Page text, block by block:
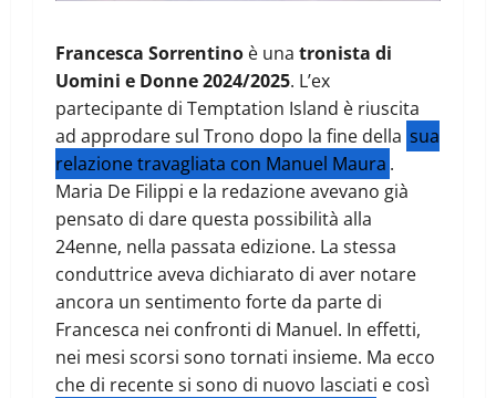
Francesca Sorrentino è una tronista di
Uomini e Donne 2024/2025. L’ex
partecipante di Temptation Island è riuscita
ad approdare sul Trono dopo la fine della sua
relazione travagliata con Manuel Maura .
Maria De Filippi e la redazione avevano già
pensato di dare questa possibilità alla
24enne, nella passata edizione. La stessa
conduttrice aveva dichiarato di aver notare
ancora un sentimento forte da parte di
Francesca nei confronti di Manuel. In effetti,
nei mesi scorsi sono tornati insieme. Ma ecco
che di recente si sono di nuovo lasciati e così